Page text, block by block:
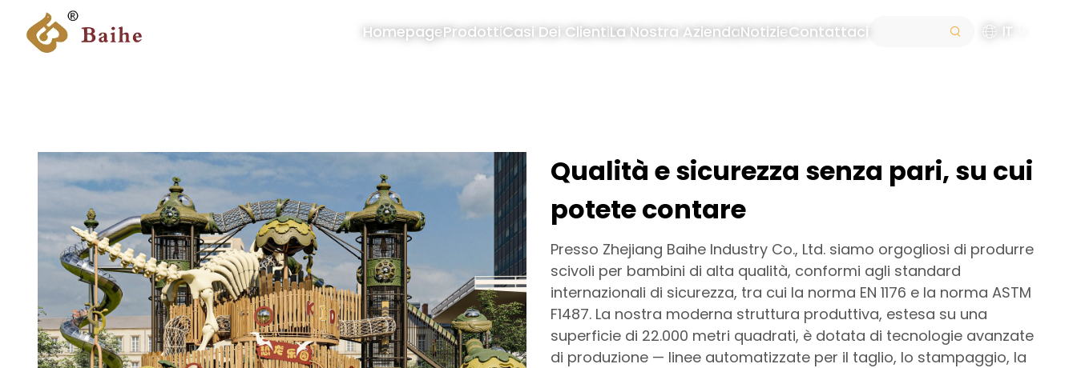
HomepageProdotti Casi Dei Clienti La Nostra AziendaNotizieContattaci IT
Qualità e sicurezza senza pari, su cui
potete contare
Presso Zhejiang Baihe Industry Co., Ltd. siamo orgogliosi di produrre
scivoli per bambini di alta qualità, conformi agli standard
internazionali di sicurezza, tra cui la norma EN 1176 e la norma ASTM
F1487. La nostra moderna struttura produttiva, estesa su una
superficie di 22.000 metri quadrati, è dotata di tecnologie avanzate
di produzione — linee automatizzate per il taglio, lo stampaggio, la